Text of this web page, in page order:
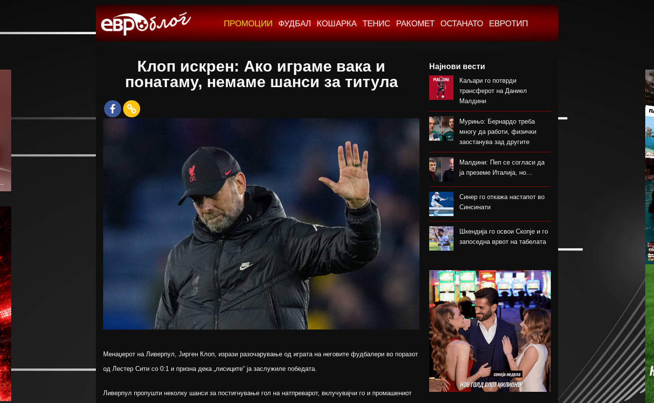
ПРОМОЦИИ ФУДБАЛ КОШАРКА ТЕНИС РАКОМЕТ ОСТАНАТО ЕВРОТИП
Клоп искрен: Ако играме вака и
понатаму, немаме шанси за титула
Менаџерот на Ливерпул, Јирген Клоп, изрази разочарување од играта на неговите фудбалери во поразот
од Лестер Сити со 0:1 и призна дека „лисиците“ ја заслужиле победата.
Ливерпул пропушти неколку шанси за постигнување гол на натпреварот, вклучувајчи го и промашениот
Најнови вести
Каљари го потврди
трансферот на Даниел
Малдини
Мурињо: Бернардо треба
многу да работи, физички
заостанува зад другите
Малдини: Пеп се согласи да
ја преземе Италија, но…
Синер го откажа настапот во
Синсинати
Шкендија го освои Скопје и го
запоседна врвот на табелата
на Палиња
Атланта Јунајтед фаворит за
потписот на Мората
Ник Вајлер-Баб потпиша за
Црвена Звезда
Скопје извлече големо реми
со Струга Трим Лум